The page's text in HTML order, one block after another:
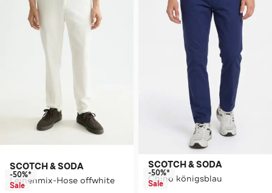
SCOTCH & SODA
Leinenmix-Hose offwhite
-50%*
Sale
SCOTCH & SODA
Chino königsblau
-50%*
Sale